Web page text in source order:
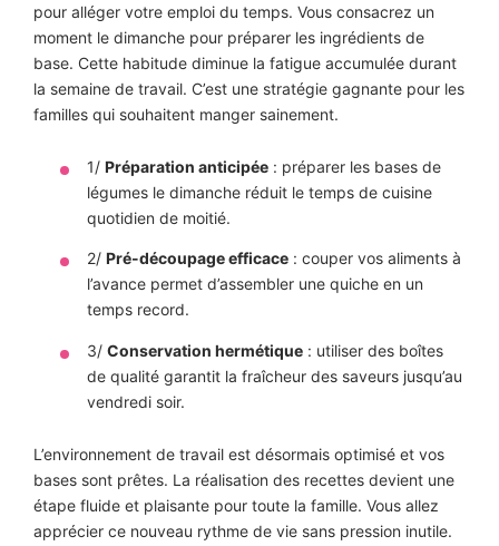
pour alléger votre emploi du temps. Vous consacrez un
moment le dimanche pour préparer les ingrédients de
base. Cette habitude diminue la fatigue accumulée durant
la semaine de travail. C’est une stratégie gagnante pour les
familles qui souhaitent manger sainement.
1/ Préparation anticipée : préparer les bases de
légumes le dimanche réduit le temps de cuisine
quotidien de moitié.
2/ Pré-découpage efficace : couper vos aliments à
l’avance permet d’assembler une quiche en un
temps record.
3/ Conservation hermétique : utiliser des boîtes
de qualité garantit la fraîcheur des saveurs jusqu’au
vendredi soir.
L’environnement de travail est désormais optimisé et vos
bases sont prêtes. La réalisation des recettes devient une
étape fluide et plaisante pour toute la famille. Vous allez
apprécier ce nouveau rythme de vie sans pression inutile.